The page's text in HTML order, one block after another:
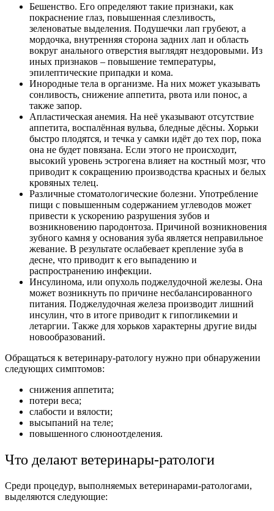
Бешенство. Его определяют такие признаки, как
покраснение глаз, повышенная слезливость,
зеленоватые выделения. Подушечки лап грубеют, а
мордочка, внутренняя сторона задних лап и область
вокруг анального отверстия выглядят нездоровыми. Из
иных признаков – повышение температуры,
эпилептические припадки и кома.
Инородные тела в организме. На них может указывать
сонливость, снижение аппетита, рвота или понос, а
также запор.
Апластическая анемия. На неё указывают отсутствие
аппетита, воспалённая вульва, бледные дёсны. Хорьки
быстро плодятся, и течка у самки идёт до тех пор, пока
она не будет повязана. Если этого не происходит,
высокий уровень эстрогена влияет на костный мозг, что
приводит к сокращению производства красных и белых
кровяных телец.
Различные стоматологические болезни. Употребление
пищи с повышенным содержанием углеводов может
привести к ускорению разрушения зубов и
возникновению пародонтоза. Причиной возникновения
зубного камня у основания зуба является неправильное
жевание. В результате ослабевает крепление зуба в
десне, что приводит к его выпадению и
распространению инфекции.
Инсулинома, или опухоль поджелудочной железы. Она
может возникнуть по причине несбалансированного
питания. Поджелудочная железа производит лишний
инсулин, что в итоге приводит к гипогликемии и
летаргии. Также для хорьков характерны другие виды
новообразований.
Обращаться к ветеринару-ратологу нужно при обнаружении
следующих симптомов:
снижения аппетита;
потери веса;
слабости и вялости;
высыпаний на теле;
повышенного слюноотделения.
Что делают ветеринары-ратологи
Среди процедур, выполняемых ветеринарами-ратологами,
выделяются следующие: